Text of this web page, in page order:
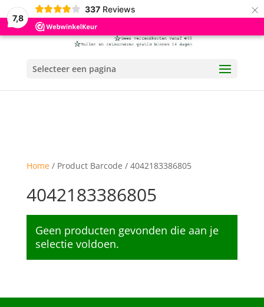
7,8
337 Reviews ×
Selecteer een pagina
Home/ Product Barcode / 4042183386805
4042183386805
Geen producten gevonden die aan je
selectie voldoen.